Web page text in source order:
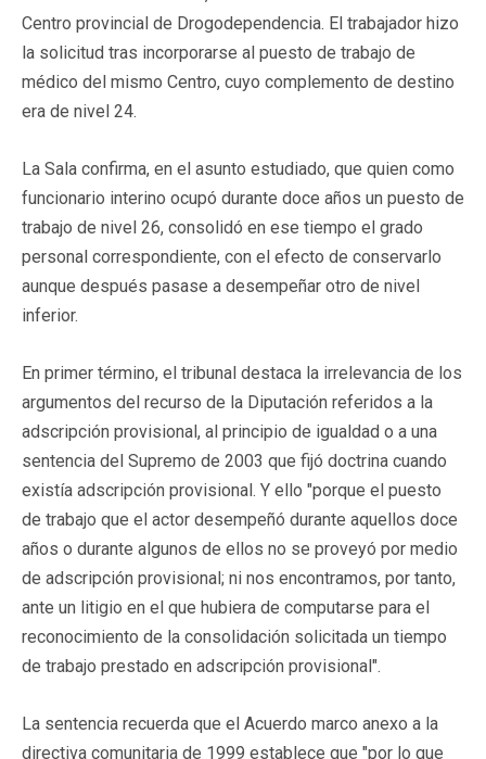
Centro provincial de Drogodependencia. El trabajador hizo
la solicitud tras incorporarse al puesto de trabajo de
médico del mismo Centro, cuyo complemento de destino
era de nivel 24.
La Sala confirma, en el asunto estudiado, que quien como
funcionario interino ocupó durante doce años un puesto de
trabajo de nivel 26, consolidó en ese tiempo el grado
personal correspondiente, con el efecto de conservarlo
aunque después pasase a desempeñar otro de nivel
inferior.
En primer término, el tribunal destaca la irrelevancia de los
argumentos del recurso de la Diputación referidos a la
adscripción provisional, al principio de igualdad o a una
sentencia del Supremo de 2003 que fijó doctrina cuando
existía adscripción provisional. Y ello "porque el puesto
de trabajo que el actor desempeñó durante aquellos doce
años o durante algunos de ellos no se proveyó por medio
de adscripción provisional; ni nos encontramos, por tanto,
ante un litigio en el que hubiera de computarse para el
reconocimiento de la consolidación solicitada un tiempo
de trabajo prestado en adscripción provisional".
La sentencia recuerda que el Acuerdo marco anexo a la
directiva comunitaria de 1999 establece que "por lo que